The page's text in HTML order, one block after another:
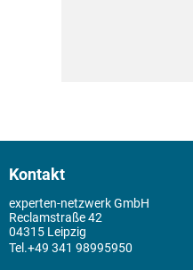
Kontakt
experten-netzwerk GmbH
Reclamstraße 42
04315 Leipzig
+49 341 98995950